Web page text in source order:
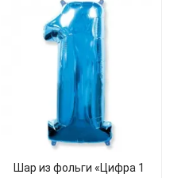
Шар из фольги «Цифра 1